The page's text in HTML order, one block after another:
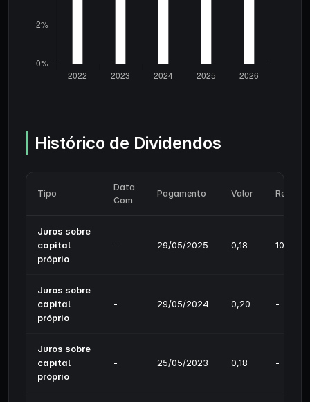
Histórico de Dividendos
Tipo
Data
Com
Pagamento Valor
Juros sobre
capital
próprio
- 29/05/2025 0,18 10,22%
Juros sobre
capital
próprio
- 29/05/2024 0,20 -
Juros sobre
capital
próprio
- 25/05/2023 0,18 -